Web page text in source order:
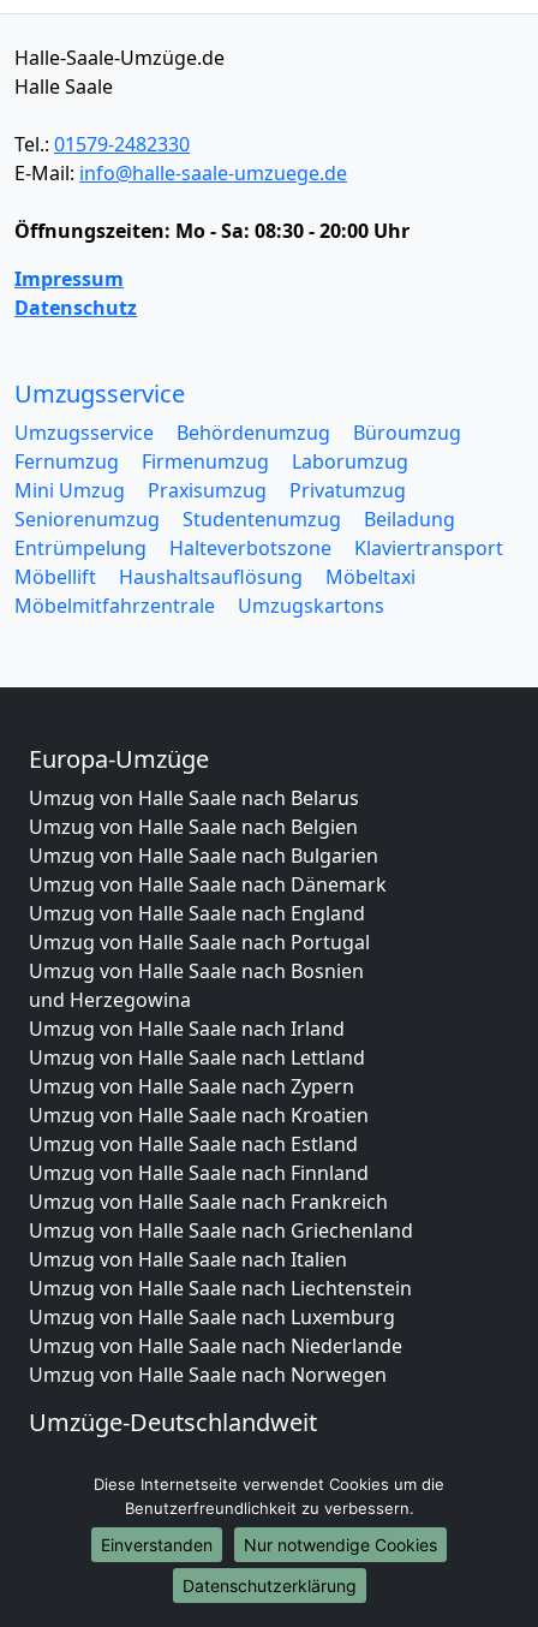
Halle-Saale-Umzüge.de
Halle Saale
Tel.: 01579-2482330
E-Mail: info@halle-saale-umzuege.de
Öffnungszeiten: Mo - Sa: 08:30 - 20:00 Uhr
Impressum
Datenschutz
Umzugsservice
Umzugsservice Behördenumzug
Büroumzug
Fernumzug
Firmenumzug
Laborumzug
Mini Umzug
Praxisumzug
Privatumzug
Seniorenumzug
Studentenumzug
Beiladung
Entrümpelung
Halteverbotszone
Klaviertransport
Möbellift
Haushaltsauflösung
Möbeltaxi
Möbelmitfahrzentrale
Umzugskartons
Europa-Umzüge
Umzug von Halle Saale nach Belarus
Umzug von Halle Saale nach Belgien
Umzug von Halle Saale nach Bulgarien
Umzug von Halle Saale nach Dänemark
Umzug von Halle Saale nach England
Umzug von Halle Saale nach Portugal
Umzug von Halle Saale nach Bosnien
und Herzegowina
Umzug von Halle Saale nach Irland
Umzug von Halle Saale nach Lettland
Umzug von Halle Saale nach Zypern
Umzug von Halle Saale nach Kroatien
Umzug von Halle Saale nach Estland
Umzug von Halle Saale nach Finnland
Umzug von Halle Saale nach Frankreich
Umzug von Halle Saale nach Griechenland
Umzug von Halle Saale nach Italien
Umzug von Halle Saale nach Liechtenstein
Umzug von Halle Saale nach Luxemburg
Umzug von Halle Saale nach Niederlande
Umzug von Halle Saale nach Norwegen
Umzüge-Deutschlandweit
Umzug von Halle Saale nach Hamburg
Umzug von Halle Saale nach München
Umzug von Halle Saale nach Köln
Umzug von Halle Saale nach Frankfurt am Main
Umzug von Halle Saale nach Stuttgart
Diese Internetseite verwendet Cookies um die
Benutzerfreundlichkeit zu verbessern.
Einverstanden
Nur notwendige Cookies
Datenschutzerklärung